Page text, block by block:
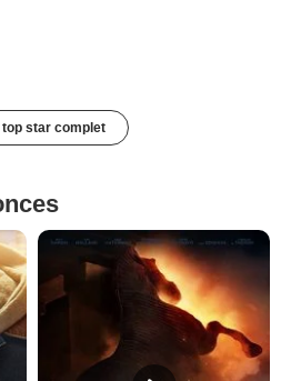
top star complet